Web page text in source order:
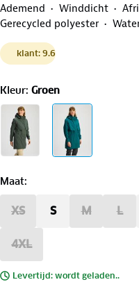
Ademend Winddicht
Gerecycled polyester
klant: 9.6
Kleur: Groen
Maat:
XS S M L
4XL
Levertijd: wordt geladen..